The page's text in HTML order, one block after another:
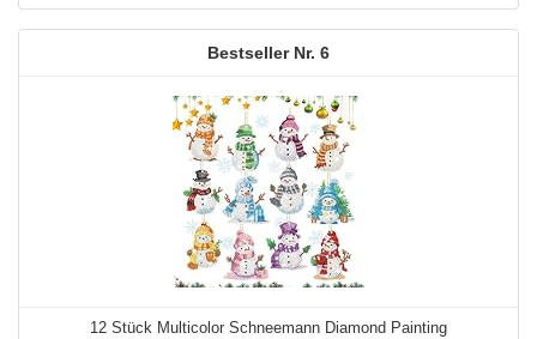
6
12 Stück Multicolor Schneemann Diamond Painting